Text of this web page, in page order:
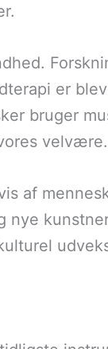
er
bruger
velvære.
af